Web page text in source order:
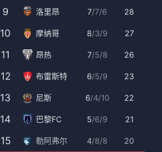
9 洛里昂 7/7/6 28
10 摩纳哥 8/3/9 27
11 昂热 7/5/8 26
12 布雷斯特 6/5/9 23
13 尼斯 6/4/10 22
14 巴黎FC 5/6/9 21
15 勒阿弗尔 4/8/8 20